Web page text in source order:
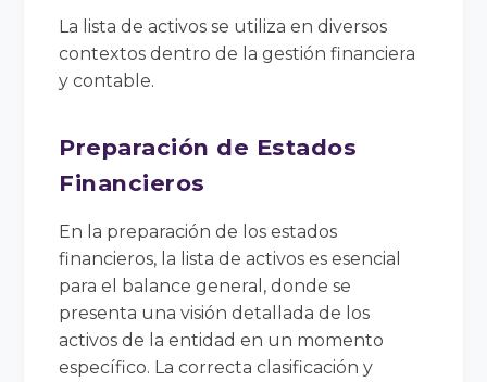
La lista de activos se utiliza en diversos
contextos dentro de la gestión financiera
y contable.
Preparación de Estados
Financieros
En la preparación de los estados
financieros, la lista de activos es esencial
para el balance general, donde se
presenta una visión detallada de los
activos de la entidad en un momento
específico. La correcta clasificación y